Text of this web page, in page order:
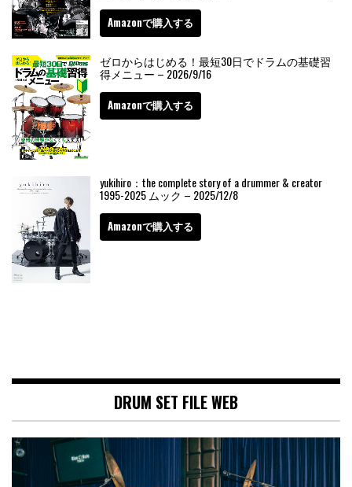
Amazonで購入する
ゼロからはじめる！最短30日でドラムの基礎習
得メニュー – 2026/9/16
Amazonで購入する
yukihiro：the complete story of a drummer & creator
1995-2025 ムック – 2025/12/8
Amazonで購入する
DRUM SET FILE WEB